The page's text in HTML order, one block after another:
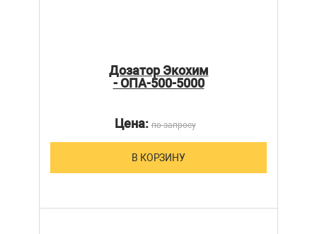
Дозатор Экохим
- ОПА-500-5000
Цена:по запросу
В КОРЗИНУ